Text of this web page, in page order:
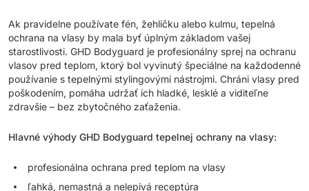
Ak pravidelne používate fén, žehličku alebo kulmu, tepelná
ochrana na vlasy by mala byť úplným základom vašej
starostlivosti. GHD Bodyguard je profesionálny sprej na ochranu
vlasov pred teplom, ktorý bol vyvinutý špeciálne na každodenné
používanie s tepelnými stylingovými nástrojmi. Chráni vlasy pred
poškodením, pomáha udržať ich hladké, lesklé a viditeľne
zdravšie – bez zbytočného zaťaženia.
Hlavné výhody GHD Bodyguard tepelnej ochrany na vlasy:
profesionálna ochrana pred teplom na vlasy
ľahká, nemastná a nelepivá receptúra